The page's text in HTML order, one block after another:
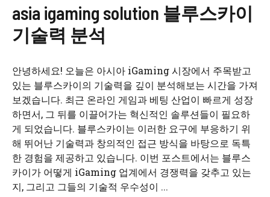
asia igaming solution 블루스카이
기술력 분석
안녕하세요! 오늘은 아시아 iGaming 시장에서 주목받고
있는 블루스카이의 기술력을 깊이 분석해보는 시간을 가져
보겠습니다. 최근 온라인 게임과 베팅 산업이 빠르게 성장
하면서, 그 뒤를 이끌어가는 혁신적인 솔루션들이 필요하
게 되었습니다. 블루스카이는 이러한 요구에 부응하기 위
해 뛰어난 기술력과 창의적인 접근 방식을 바탕으로 독특
한 경험을 제공하고 있습니다. 이번 포스트에서는 블루스
카이가 어떻게 iGaming 업계에서 경쟁력을 갖추고 있는
지, 그리고 그들의 기술적 우수성이 ...